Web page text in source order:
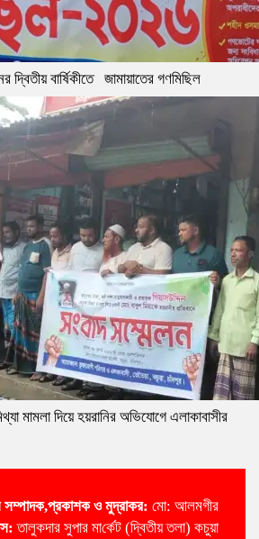
বার্ষিকীতে জামায়াতের গণমিছিল
মামলা দিয়ে হয়রানির অভিযোগে এলাকাবাসীর
সম্পাদক,প্রকাশক ও মুদ্রাকর: মো: আলমগীর
তালুকদার সুপার মা‌র্কেট (দ্বিতীয় তলা) কচুয়া